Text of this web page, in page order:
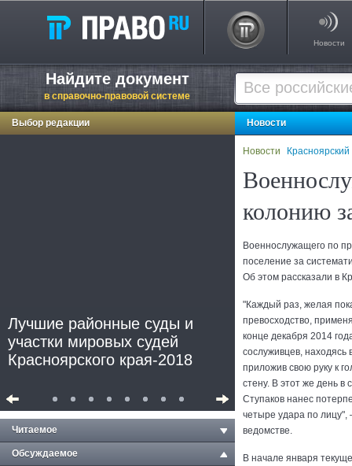
Новости
Найдите документ
в справочно-правовой системе
Выбор редакции
Лучшие районные суды и
участки мировых судей
Красноярского края-2018
Читаемое
Обсуждаемое
Новости
Новости
колонию
Военнослужащего по
поселение за
Об этом рассказали в
"Каждый раз, желая
превосходство,
конце декабря 2014
сослуживцев,
приложив свою руку к
стену. В этот же день
Ступаков нанес
четыре удара по
ведомстве.
В начале января